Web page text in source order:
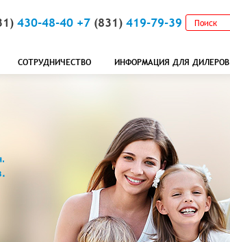
430-48-40 +7 (831) 419-79-39
СОТРУДНИЧЕСТВО ИНФОРМАЦИЯ ДЛЯ ДИЛЕРОВ